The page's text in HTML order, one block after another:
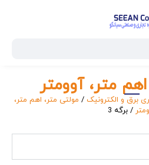
متر، آوومتر
برق و الکترونیک / مولتی متر، اهم متر،
/ برگه 3